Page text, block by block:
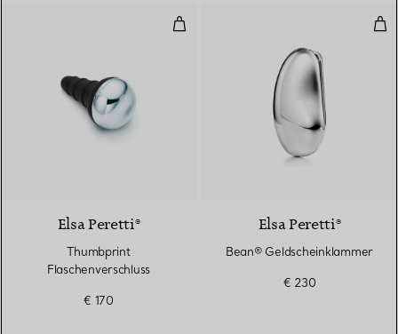
Thumbprint Flaschenverschluss
Elsa Peretti®
Thumbprint
Flaschenverschluss
€ 170
Elsa Peretti®
Bean® Geldscheinklammer
€ 230